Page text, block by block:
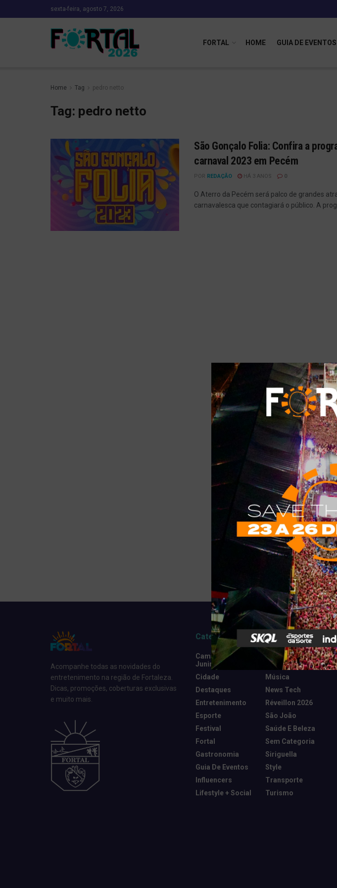
sexta-feira, agosto 7, 2026
FORTAL HOME GUIA DE EVENTOS
Home Tag pedro netto
Tag: pedro netto
São Gonçalo Folia: Confira a
carnaval 2023 em Pecém
POR REDAÇÃO HÁ 3 ANOS 0
O Aterro da Pecém será palco de grandes
carnavalesca que contagiará o público. A
Acompanhe todas as novidades do
entretenimento na região de Fortaleza.
Dicas, promoções, coberturas exclusivas
e muito mais.
Categorias
Camarote Vip
Junino
Cidade
Destaques
Entretenimento
Esporte
Festival
Fortal
Gastronomia
Guia De Eventos
Influencers
Lifestyle + Social
Marketing E
Negócios
Música
News Tech
Réveillon 2026
São João
Saúde E Beleza
Sem Categoria
Siriguella
Style
Transporte
Turismo